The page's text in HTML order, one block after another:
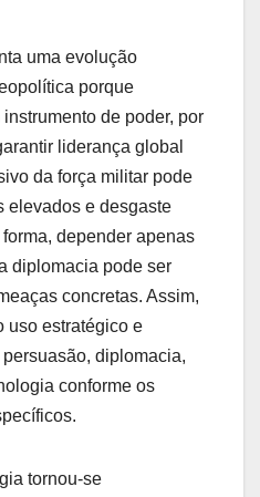
uma evolução
porque
de poder, por
liderança global
da força militar pode
elevados e desgaste
depender apenas
diplomacia pode ser
concretas. Assim,
uso estratégico e
diplomacia,
conforme os
tornou-se